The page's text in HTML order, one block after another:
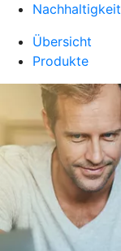
Nachhaltigkeit
Übersicht
Produkte